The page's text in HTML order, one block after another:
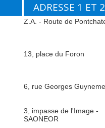
ADRESSE 1 ET 2
Z.A. - Route de
13, place du Foron
6, rue Georges
3, impasse de l'Image -
SAONEOR